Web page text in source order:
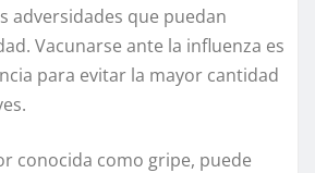
adversidades que puedan
Vacunarse ante la influenza es
para evitar la mayor cantidad
conocida como gripe, puede